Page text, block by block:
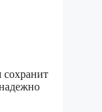
сохранит